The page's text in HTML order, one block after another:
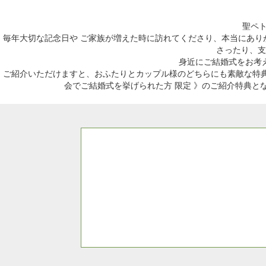
聖ペ
毎年大切な記念日や ご家族が増えた時に訪れてくださり、本当にあ
さったり、
身近にご結婚式をお考
ご紹介いただけますと、おふたりとカップル様のどちらにも素敵な特
会でご結婚式を挙げられた方 限定 》 のご紹介特典と